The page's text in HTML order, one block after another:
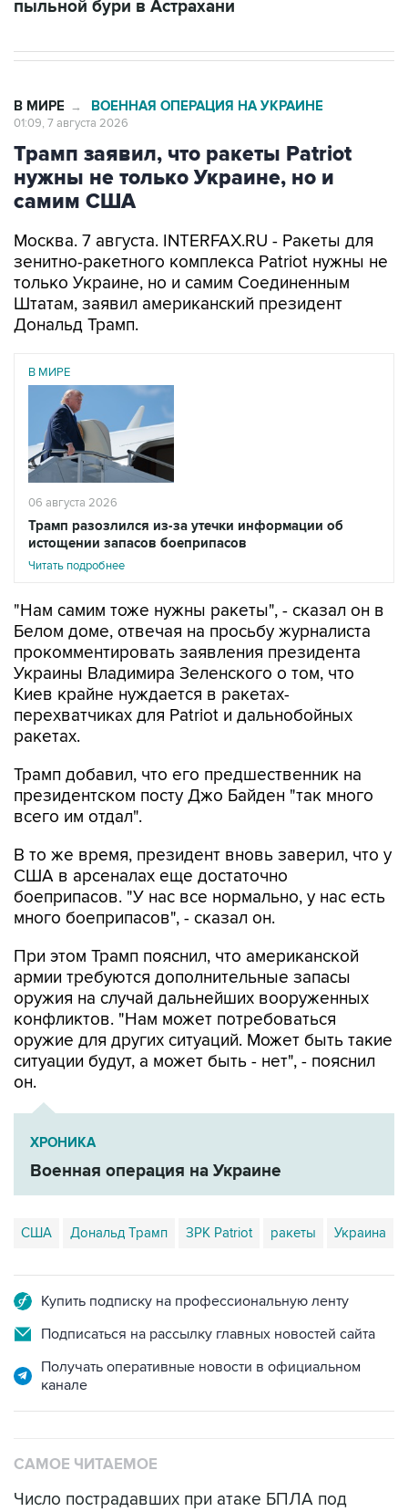
Трамп заявил, что ракеты Patriot
нужны не только Украине, но и
самим США
Москва. 7 августа. INTERFAX.RU - Ракеты для
только Украине, но и самим Соединенным
Штатам, заявил американский президент
Дональд Трамп.
В МИРЕ
06 августа 2026
Трамп разозлился из-за утечки информации об
истощении запасов боеприпасов
Читать подробнее
"Нам самим тоже нужны ракеты", - сказал он в
прокомментировать заявления президента
Украины Владимира Зеленского о том, что
Киев крайне нуждается в ракетах-
перехватчиках для Patriot и дальнобойных
ракетах.
Трамп добавил, что его предшественник на
всего им отдал".
В то же время, президент вновь заверил, что у
боеприпасов. "У нас все нормально, у нас есть
много боеприпасов", - сказал он.
При этом Трамп пояснил, что американской
оружия на случай дальнейших вооруженных
конфликтов. "Нам может потребоваться
оружие для других ситуаций. Может быть такие
ситуации будут, а может быть - нет", - пояснил
он.
ХРОНИКА
Военная операция на Украине
США Дональд Трамп ЗРК Patriot ракеты Украина
Подписаться на рассылку главных новостей сайта
Получать оперативные новости в официальном
канале
Число пострадавших при атаке БПЛА под